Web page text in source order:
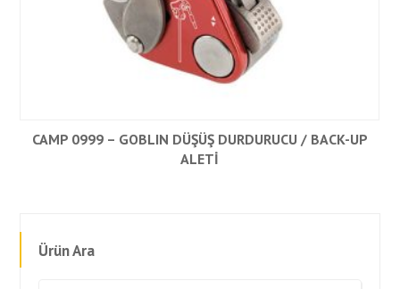
CAMP 0999 – GOBLIN DÜŞÜŞ DURDURUCU / BACK-UP
ALETİ
Ürün Ara